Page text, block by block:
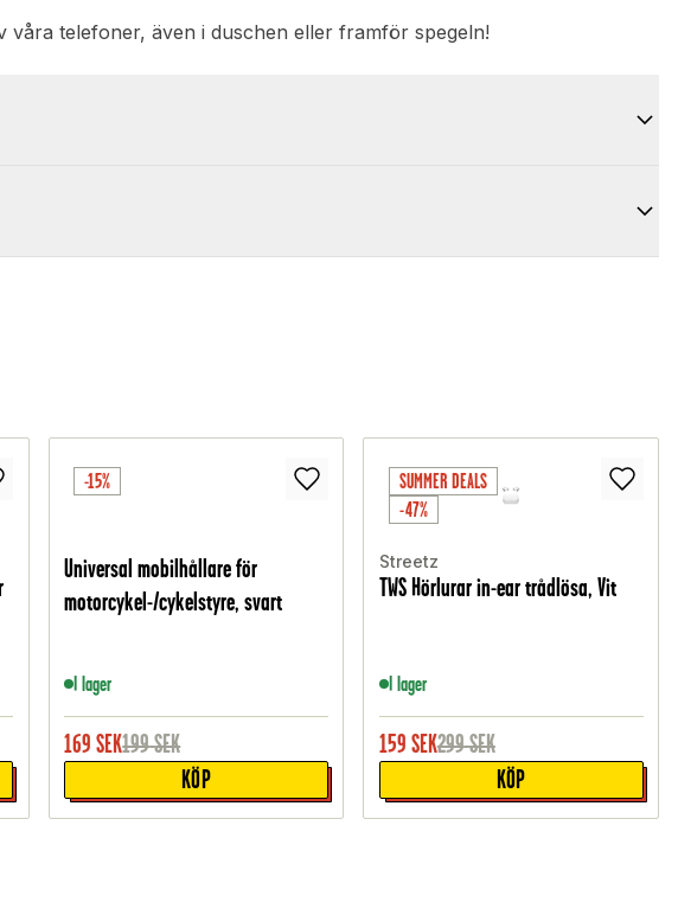
telefoner, även i duschen eller framför spegeln!
-15%
Universal mobilhållare för
motorcykel-/cykelstyre, svart
I lager
169 SEK199SEK
KÖP
SUMMER DEALS
-47%
Streetz
TWS Hörlurar in-ear trådlösa, Vit
I lager
159 SEK299SEK
KÖP